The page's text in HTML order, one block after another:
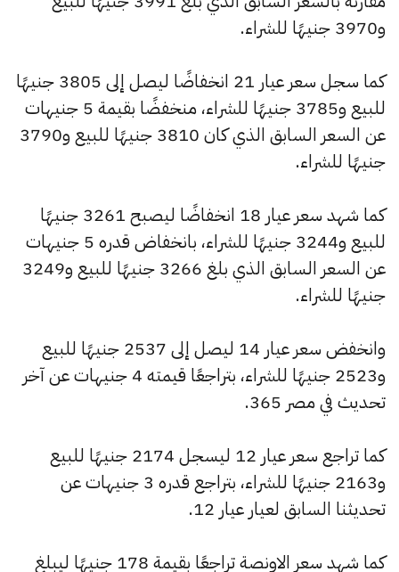
و3970 جنيهًا للشراء.
كما سجل سعر عيار 21 انخفاضًا ليصل إلى 3805 جنيهًا
للبيع و3785 جنيهًا للشراء، منخفضًا بقيمة 5 جنيهات
عن السعر السابق الذي كان 3810 جنيهًا للبيع و3790
جنيهًا للشراء.
كما شهد سعر عيار 18 انخفاضًا ليصبح 3261 جنيهًا
للبيع و3244 جنيهًا للشراء، بانخفاض قدره 5 جنيهات
عن السعر السابق الذي بلغ 3266 جنيهًا للبيع و3249
جنيهًا للشراء.
وانخفض سعر عيار 14 ليصل إلى 2537 جنيهًا للبيع
و2523 جنيهًا للشراء، بتراجعًا قيمته 4 جنيهات عن آخر
تحديث في مصر 365.
كما تراجع سعر عيار 12 ليسجل 2174 جنيهًا للبيع
و2163 جنيهًا للشراء، بتراجع قدره 3 جنيهات عن
تحديثنا السابق لعيار عيار 12.
كما شهد سعر الاونصة تراجعًا بقيمة 178 جنيهًا ليبلغ